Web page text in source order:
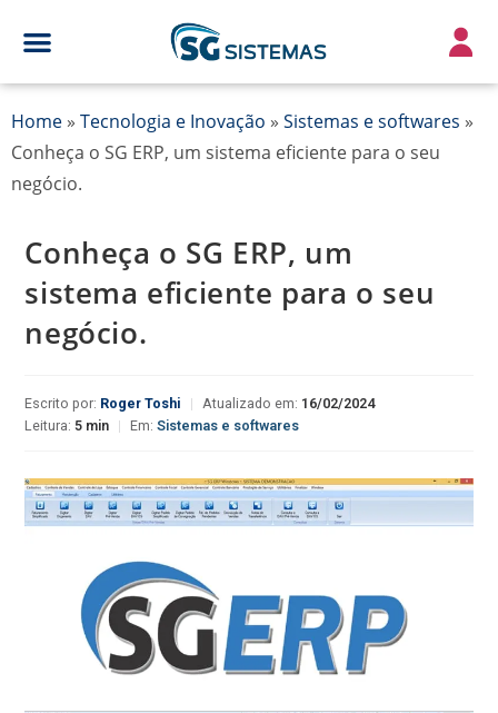
Home » Tecnologia e Inovação » Sistemas e softwares »
Conheça o SG ERP, um sistema eficiente para o seu
negócio.
Conheça o SG ERP, um
sistema eficiente para o seu
negócio.
Escrito por: Roger Toshi | Atualizado em: 16/02/2024
Leitura:5 min | Em:Sistemas e softwares